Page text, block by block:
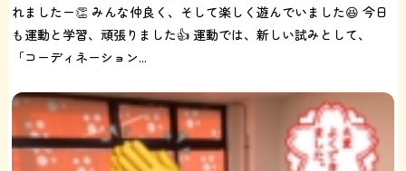
れましたー👏 みんな仲良く、そして楽しく遊んでいました😆 今日
も運動と学習、頑張りました👍 運動では、新しい試みとして、
「コーディネーション...